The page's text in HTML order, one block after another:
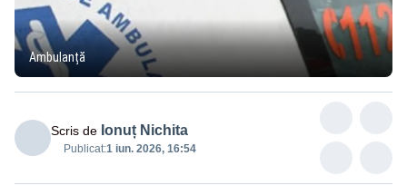
Ambulanță
Scris de Ionuț Nichita
Publicat:1 iun. 2026, 16:54